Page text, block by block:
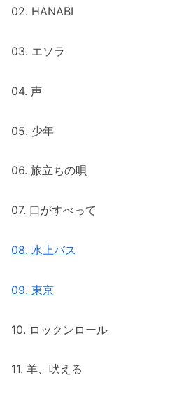
02. HANABI
03. エソラ
04. 声
05. 少年
06. 旅立ちの唄
07. 口がすべって
08. 水上バス
09. 東京
10. ロックンロール
11. 羊、吠える